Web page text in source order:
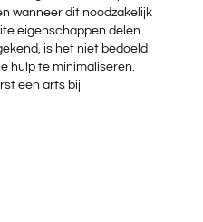
wanneer dit noodzakelijk
eigenschappen delen
is het niet bedoeld
hulp te minimaliseren.
een arts bij